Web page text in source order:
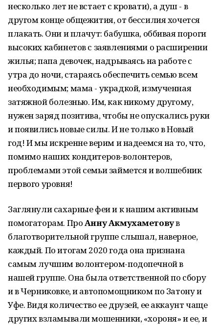
несколько лет не встает с кровати), а душ - в
другом конце общежития, от бессилия хочется
плакать. Они и плачут: бабушка, оббивая пороги
высоких кабинетов с заявлениями о расширении
жилья; папа девочек, надрываясь на работе с
утра до ночи, стараясь обеспечить семью всем
необходимым; мама - украдкой, измученная
затяжной болезнью. Им, как никому другому,
нужен заряд позитива, чтобы не опускались руки
и появились новые силы. И не только в Новый
год! И мы искренне верим и надеемся на то, что,
помимо наших кондитеров-волонтеров,
проблемами этой семьи займется и волшебник
первого уровня!
Заглянули сахарные феи и к нашим активным
помогаторам. ПроАнну Акмухаметовув
благотворительной группе слышал, наверное,
каждый. По итогам 2020 года она признана
самым лучшим волонтером-подопечной в
нашей группе. Она была ответственной по сбору
и в Черниковке, и автопомощником по Затону и
Уфе. Видя количество ее друзей, ее аккаунт чаще
других взламывали мошенники, «хороня» и ее, и